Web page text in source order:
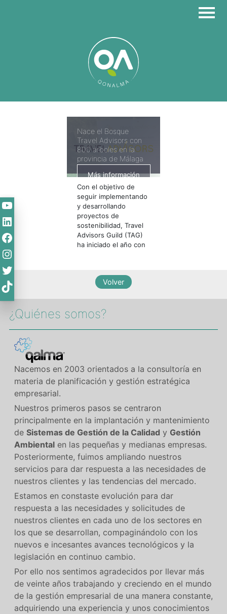
Nace el Bosque
Travel Advisors con
800 árboles en la
provincia de Málaga
Más información
Con el objetivo de
seguir implementando
y desarrollando
proyectos de
sostenibilidad, Travel
Advisors Guild (TAG)
ha iniciado el año con
¿Quiénes somos?​
Nacemos en 2003 orientados a la consultoría en
materia de planificación y gestión estratégica
empresarial.
Nuestros primeros pasos se centraron
principalmente en la implantación y mantenimiento
de Sistemas de Gestión de la Calidad y Gestión
Ambientalen las pequeñas y medianas empresas.
Posteriormente, fuimos ampliando nuestros
servicios para dar respuesta a las necesidades de
nuestros clientes y las tendencias del mercado.
Estamos en constaste evolución para dar
respuesta a las necesidades y solicitudes de
nuestros clientes en cada uno de los sectores en
los que se desarrollan, compaginándolo con los
nuevos e incesantes avances tecnológicos y la
legislación en continuo cambio.
Por ello nos sentimos agradecidos por llevar más
de veinte años trabajando y creciendo en el mundo
de la gestión empresarial de una manera constante,
adquiriendo una experiencia y unos conocimientos
YouTube
LinkedIn
Facebook
Instagram
Twitter
TikTok